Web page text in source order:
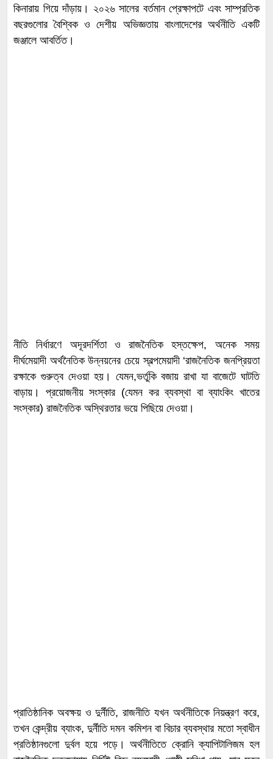
কিনারায় গিয়ে দাঁড়ায়। ২০২৬ সালের বর্তমান প্রেক্ষাপটে এবং সাম্প্রতিক
বছরগুলোর বৈশ্বিক ও দেশীয় অভিজ্ঞতায় বাংলাদেশের অর্থনীতি একটি
জঞ্জালে আবর্তিত।
নীতি নির্ধারণে অদূরদর্শিতা ও রাজনৈতিক হস্তক্ষেপ, অনেক সময়
দীর্ঘমেয়াদী অর্থনৈতিক উন্নয়নের চেয়ে স্বল্পমেয়াদী ‘রাজনৈতিক জনপ্রিয়তা
রক্ষাকে গুরুত্ব দেওয়া হয়। যেমন,ভর্তুকি বজায় রাখা যা বাজেটে ঘাটতি
বাড়ায়। ​প্রয়োজনীয় সংস্কার (যেমন কর ব্যবস্থা বা ব্যাংকিং খাতের
সংস্কার) রাজনৈতিক অস্থিরতার ভয়ে পিছিয়ে দেওয়া।
প্রাতিষ্ঠানিক অবক্ষয় ও দুর্নীতি,​ রাজনীতি যখন অর্থনীতিকে নিয়ন্ত্রণ করে,
তখন কেন্দ্রীয় ব্যাংক, দুর্নীতি দমন কমিশন বা বিচার ব্যবস্থার মতো স্বাধীন
প্রতিষ্ঠানগুলো দুর্বল হয়ে পড়ে। ​অর্থনীতিতে ক্রোনি ক্যাপিটালিজম হল